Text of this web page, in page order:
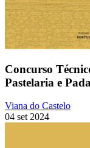
Concurso
Pastelaria e
Viana do Castelo
04 set 2024